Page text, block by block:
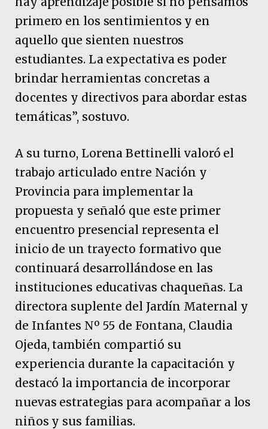
primero en los sentimientos y en
aquello que sienten nuestros
estudiantes. La expectativa es poder
brindar herramientas concretas a
docentes y directivos para abordar estas
temáticas”, sostuvo.
A su turno, Lorena Bettinelli valoró el
trabajo articulado entre Nación y
Provincia para implementar la
propuesta y señaló que este primer
encuentro presencial representa el
inicio de un trayecto formativo que
continuará desarrollándose en las
instituciones educativas chaqueñas. La
directora suplente del Jardín Maternal y
de Infantes Nº 55 de Fontana, Claudia
Ojeda, también compartió su
experiencia durante la capacitación y
destacó la importancia de incorporar
nuevas estrategias para acompañar a los
niños y sus familias.